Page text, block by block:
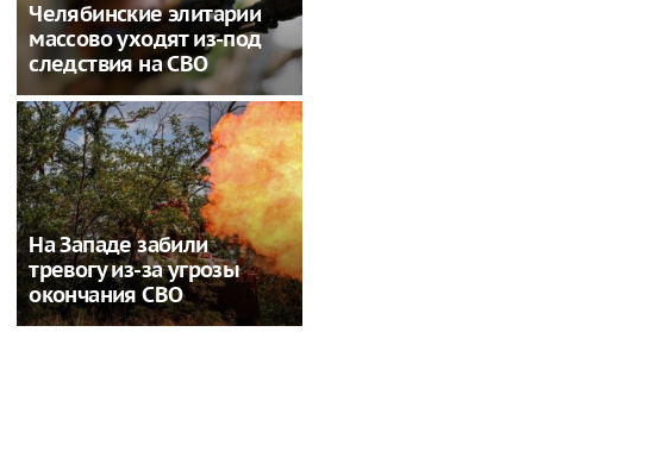
Челябинские элитарии
массово уходят из-под
следствия на СВО
На Западе забили
тревогу из-за угрозы
окончания СВО